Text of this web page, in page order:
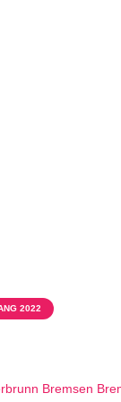
2022
Bremsen